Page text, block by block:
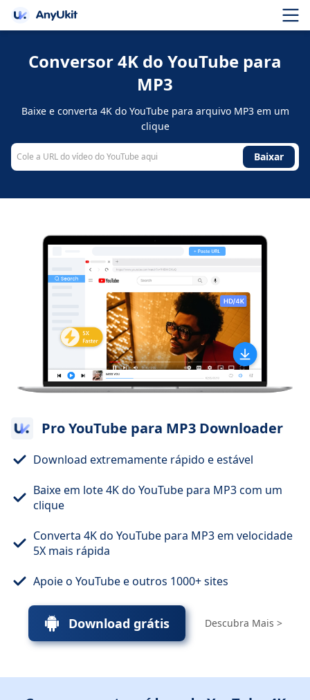
Conversor 4K do YouTube para
MP3
Baixe e converta 4K do YouTube para arquivo MP3 em um
clique
Baixar
Pro YouTube para MP3 Downloader
Download extremamente rápido e estável
Baixe em lote 4K do YouTube para MP3 com um
clique
Converta 4K do YouTube para MP3 em velocidade
5X mais rápida
Apoie o YouTube e outros 1000+ sites
Download grátis Descubra Mais >